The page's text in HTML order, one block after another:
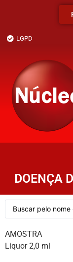
LGPD
DOENÇA
AMOSTRA
Liquor 2,0 ml